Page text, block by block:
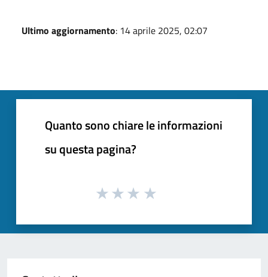
Ultimo aggiornamento: 14 aprile 2025, 02:07
Quanto sono chiare le informazioni
su questa pagina?